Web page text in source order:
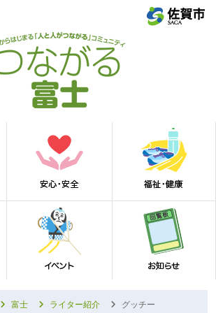
富士 ライター紹介 グッチー